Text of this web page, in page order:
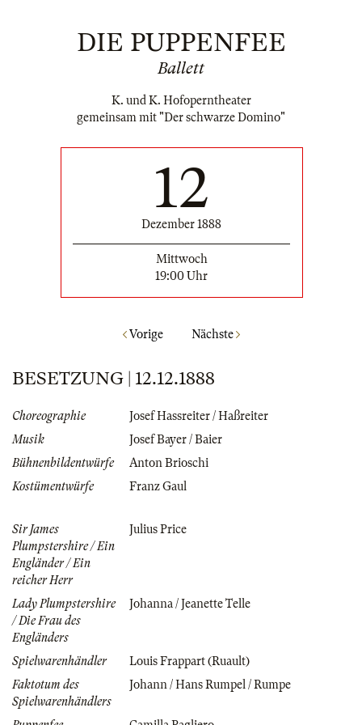
DIE PUPPENFEE
Ballett
K. und K. Hofoperntheater
gemeinsam mit "Der schwarze Domino"
12
Dezember 1888
Mittwoch
19:00 Uhr
Vorige Nächste
BESETZUNG | 12.12.1888
Choreographie
Josef Hassreiter / Haßreiter
Musik
Josef Bayer / Baier
Bühnenbildentwürfe
Anton Brioschi
Kostümentwürfe
Franz Gaul
Sir James
Plumpstershire / Ein
Engländer / Ein
reicher Herr
Julius Price
Lady Plumpstershire
/ Die Frau des
Engländers
Johanna / Jeanette Telle
Spielwarenhändler
Louis Frappart (Ruault)
Faktotum des
Spielwarenhändlers
Johann / Hans Rumpel / Rumpe